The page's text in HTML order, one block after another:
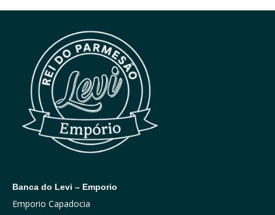
Banca do Levi – Emporio
Emporio Capadocia